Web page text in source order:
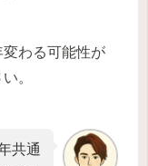
わる可能性が
。
共通